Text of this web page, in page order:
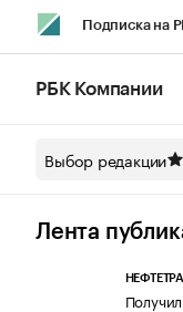
Подписка на
Спецпроекты
Технологии и
РБК Компании
Выбор редакции
Лента